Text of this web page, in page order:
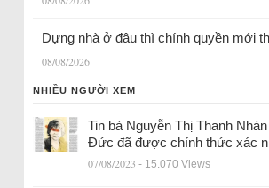
Dựng nhà ở đâu thì chính quyền mới
08/08/2026
NHIỀU NGƯỜI XEM
Tin bà Nguyễn Thị Thanh
Đức đã được chính thức xác
07/08/2023 - 15.070 Views